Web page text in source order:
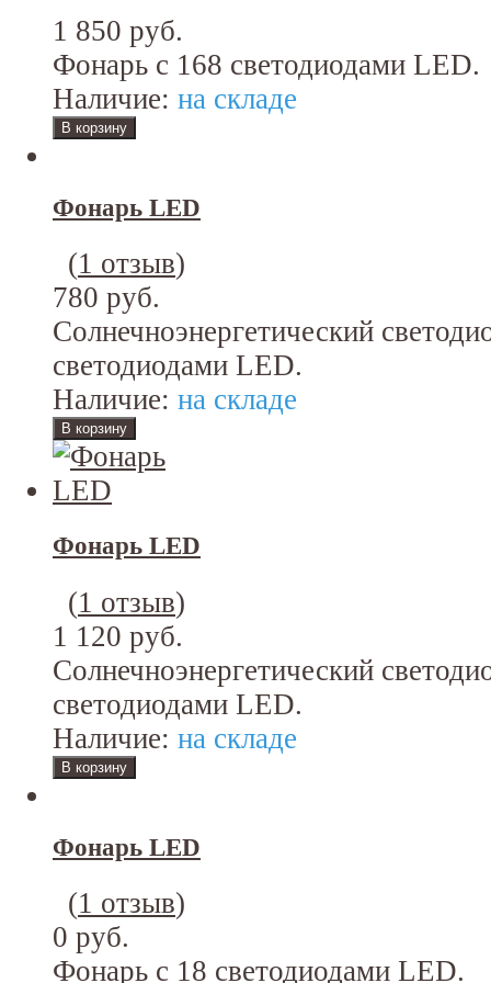
1 850 руб.
Фонарь с 168 светодиодами LED.
Наличие: на складе
Фонарь LED
(1 отзыв)
780 руб.
Солнечноэнергетический
светодиодами LED.
Наличие: на складе
Фонарь LED
(1 отзыв)
1 120 руб.
Солнечноэнергетический
светодиодами LED.
Наличие: на складе
Фонарь LED
(1 отзыв)
0 руб.
Фонарь с 18 светодиодами LED.